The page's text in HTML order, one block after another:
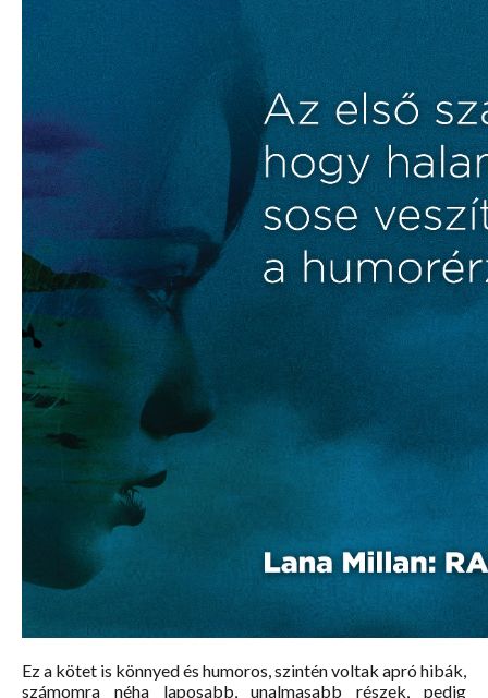
Ez a kötet is könnyed és humoros, szintén voltak apró hibák,
számomra néha laposabb, unalmasabb részek, pedig